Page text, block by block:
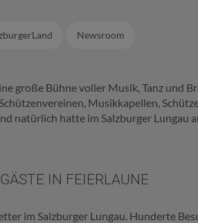
Newsroom
große Bühne voller Musik, Tanz und
Musikkapellen,
natürlich hatte im Salzburger Lungau
IN FEIERLAUNE
im Salzburger Lungau. Hunderte